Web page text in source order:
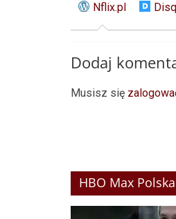
Nflix.pl
Dodaj
Musisz się
HBO Max